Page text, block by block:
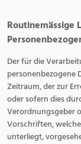
Routinemässige
Der für die
personenbezogene
Zeitraum, der zur
oder sofern dies
Verordnungsgeber
Vorschriften,
unterliegt,